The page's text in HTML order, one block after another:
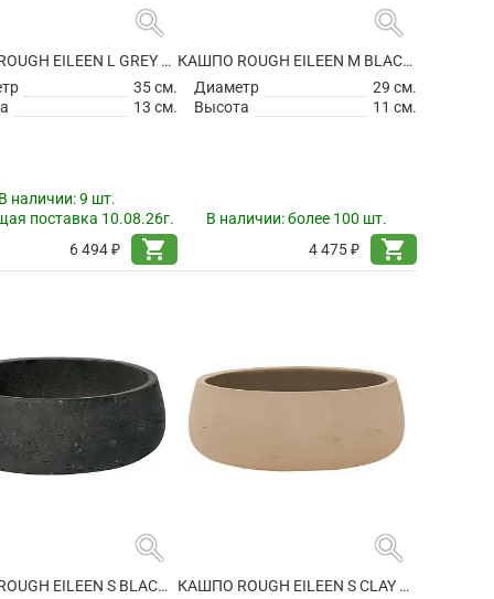
search
КАШПО ROUGH EILEEN L GREY WASHED
35 см.
13 см.
наличии:9 шт.
поставка 10.08.26г.
6 494 ₽
shopping_cart
search
КАШПО ROUGH EILEEN M BLACK WASHED
Диаметр
29 см.
Высота
11 см.
В наличии:более 100 шт.
4 475 ₽
shopping_cart
search
КАШПО ROUGH EILEEN S BLACK WASHED
search
КАШПО ROUGH EILEEN S CLAY WASHED